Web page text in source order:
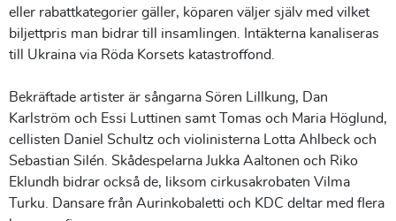
eller rabattkategorier gäller, köparen väljer själv med vilket
biljettpris man bidrar till insamlingen. Intäkterna kanaliseras
till Ukraina via Röda Korsets katastroffond.
Bekräftade artister är sångarna Sören Lillkung, Dan
Karlström och Essi Luttinen samt Tomas och Maria Höglund,
cellisten Daniel Schultz och violinisterna Lotta Ahlbeck och
Sebastian Silén. Skådespelarna Jukka Aaltonen och Riko
Eklundh bidrar också de, liksom cirkusakrobaten Vilma
Turku. Dansare från Aurinkobaletti och KDC deltar med flera